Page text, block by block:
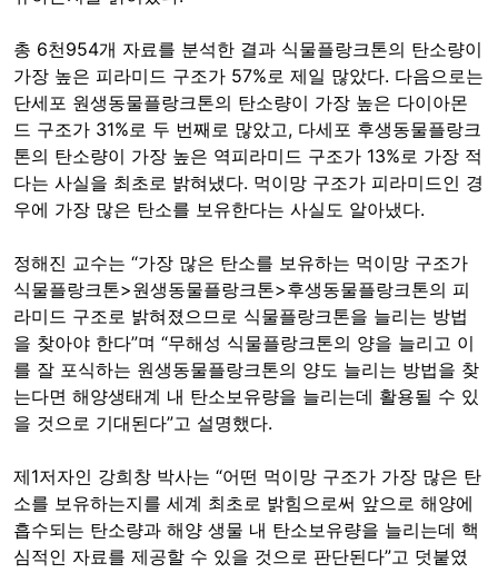
총 6천954개 자료를 분석한 결과 식물플랑크톤의 탄소량이
가장 높은 피라미드 구조가 57%로 제일 많았다. 다음으로는
단세포 원생동물플랑크톤의 탄소량이 가장 높은 다이아몬
드 구조가 31%로 두 번째로 많았고, 다세포 후생동물플랑크
톤의 탄소량이 가장 높은 역피라미드 구조가 13%로 가장 적
다는 사실을 최초로 밝혀냈다. 먹이망 구조가 피라미드인 경
우에 가장 많은 탄소를 보유한다는 사실도 알아냈다.
정해진 교수는 “가장 많은 탄소를 보유하는 먹이망 구조가
식물플랑크톤>원생동물플랑크톤>후생동물플랑크톤의 피
라미드 구조로 밝혀졌으므로 식물플랑크톤을 늘리는 방법
을 찾아야 한다”며 “무해성 식물플랑크톤의 양을 늘리고 이
를 잘 포식하는 원생동물플랑크톤의 양도 늘리는 방법을 찾
는다면 해양생태계 내 탄소보유량을 늘리는데 활용될 수 있
을 것으로 기대된다”고 설명했다.
제1저자인 강희창 박사는 “어떤 먹이망 구조가 가장 많은 탄
소를 보유하는지를 세계 최초로 밝힘으로써 앞으로 해양에
흡수되는 탄소량과 해양 생물 내 탄소보유량을 늘리는데 핵
심적인 자료를 제공할 수 있을 것으로 판단된다”고 덧붙였